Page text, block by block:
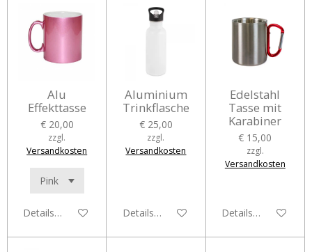
Alu
Effekttasse
€ 20,00
zzgl.
Versandkosten
Details anzeigen
Aluminium
Trinkflasche
€ 25,00
zzgl.
Versandkosten
Details anzeigen
Edelstahl
Tasse mit
Karabiner
€ 15,00
zzgl.
Versandkosten
Details anzeigen